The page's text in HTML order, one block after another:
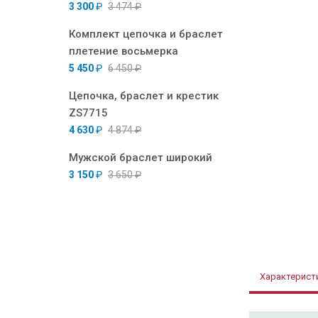
3 300₽ 3 474₽
Комплект цепочка и браслет
плетение восьмерка
5 450₽ 6 450₽
Цепочка, браслет и крестик
ZS7715
4 630₽ 4 874₽
Мужской браслет широкий
3 150₽ 3 650₽